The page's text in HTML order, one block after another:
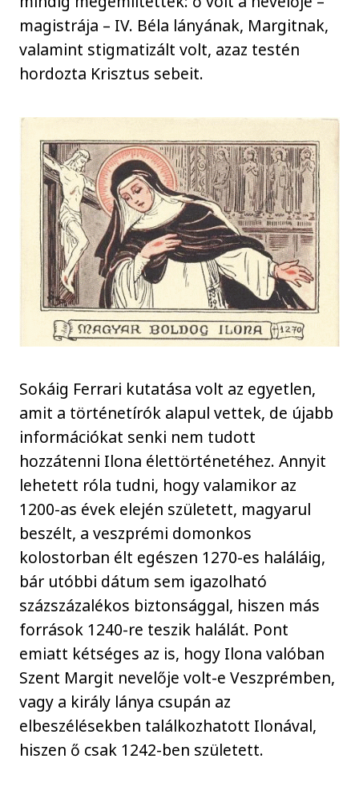
magistrája – IV. Béla lányának, Margitnak,
valamint stigmatizált volt, azaz testén
hordozta Krisztus sebeit.
Sokáig Ferrari kutatása volt az egyetlen,
amit a történetírók alapul vettek, de újabb
információkat senki nem tudott
hozzátenni Ilona élettörténetéhez. Annyit
lehetett róla tudni, hogy valamikor az
1200-as évek elején született, magyarul
beszélt, a veszprémi domonkos
kolostorban élt egészen 1270-es haláláig,
bár utóbbi dátum sem igazolható
százszázalékos biztonsággal, hiszen más
források 1240-re teszik halálát. Pont
emiatt kétséges az is, hogy Ilona valóban
Szent Margit nevelője volt-e Veszprémben,
vagy a király lánya csupán az
elbeszélésekben találkozhatott Ilonával,
hiszen ő csak 1242-ben született.